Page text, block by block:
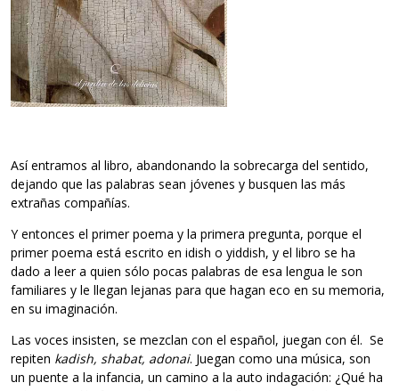
Así entramos al libro, abandonando la sobrecarga del sentido,
dejando que las palabras sean jóvenes y busquen las más
extrañas compañías.
Y entonces el primer poema y la primera pregunta, porque el
primer poema está escrito en idish o yiddish, y el libro se ha
dado a leer a quien sólo pocas palabras de esa lengua le son
familiares y le llegan lejanas para que hagan eco en su memoria,
en su imaginación.
Las voces insisten, se mezclan con el español, juegan con él. Se
repiten kadish, shabat, adonai. Juegan como una música, son
un puente a la infancia, un camino a la auto indagación: ¿Qué ha